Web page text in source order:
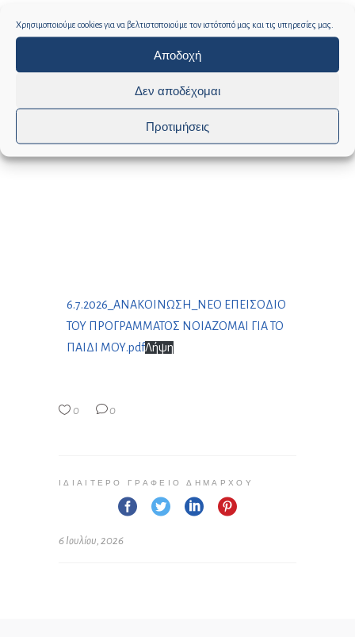
Χρησιμοποιούμε cookies για να βελτιστοποιούμε τον ιστότοπό μας και τις υπηρεσίες μας.
Αποδοχή
Δεν αποδέχομαι
Προτιμήσεις
6.7.2026_ΑΝΑΚΟΙΝΩΣΗ_ΝΕΟ ΕΠΕΙΣΟΔΙΟ
ΤΟΥ ΠΡΟΓΡΑΜΜΑΤΟΣ ΝΟΙΑΖΟΜΑΙ ΓΙΑ ΤΟ
ΠΑΙΔΙ ΜΟΥ.pdfΛήψη
0 0
ΙΔΙΑΊΤΕΡΟ ΓΡΑΦΕΊΟ ΔΗΜΆΡΧΟΥ
6 Ιουλίου, 2026